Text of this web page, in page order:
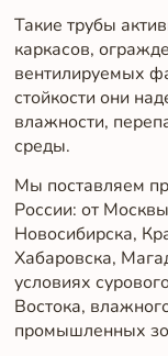
Такие трубы
каркасов,
вентилируемых
стойкости они
влажности,
среды.
Мы поставляем
России: от
Новосибирска,
Хабаровска,
условиях
Востока,
промышленных